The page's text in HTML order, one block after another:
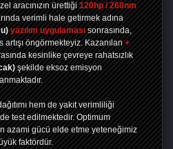
aracınızın ürettiği 120hp / 260nm
verimli hale getirmek adına
yazılım uygulaması sonrasında,
artışı öngörmekteyiz. Kazanılan +
kesinlike çevreye rahatsızlık
şekilde eksoz emisyon
hem de yakıt verimliliği
test edilmektedir. Optimum
azami gücü elde etme yeteneğimiz
faktördür.